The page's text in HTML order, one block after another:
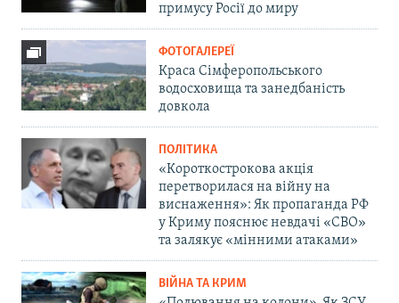
примусу Росії до миру
ФОТОГАЛЕРЕЇ
Краса Сімферопольського
водосховища та занедбаність
довкола
ПОЛІТИКА
«Короткострокова акція
перетворилася на війну на
виснаження»: Як пропаганда РФ
у Криму пояснює невдачі «СВО»
та залякує «мінними атаками»
ВІЙНА ТА КРИМ